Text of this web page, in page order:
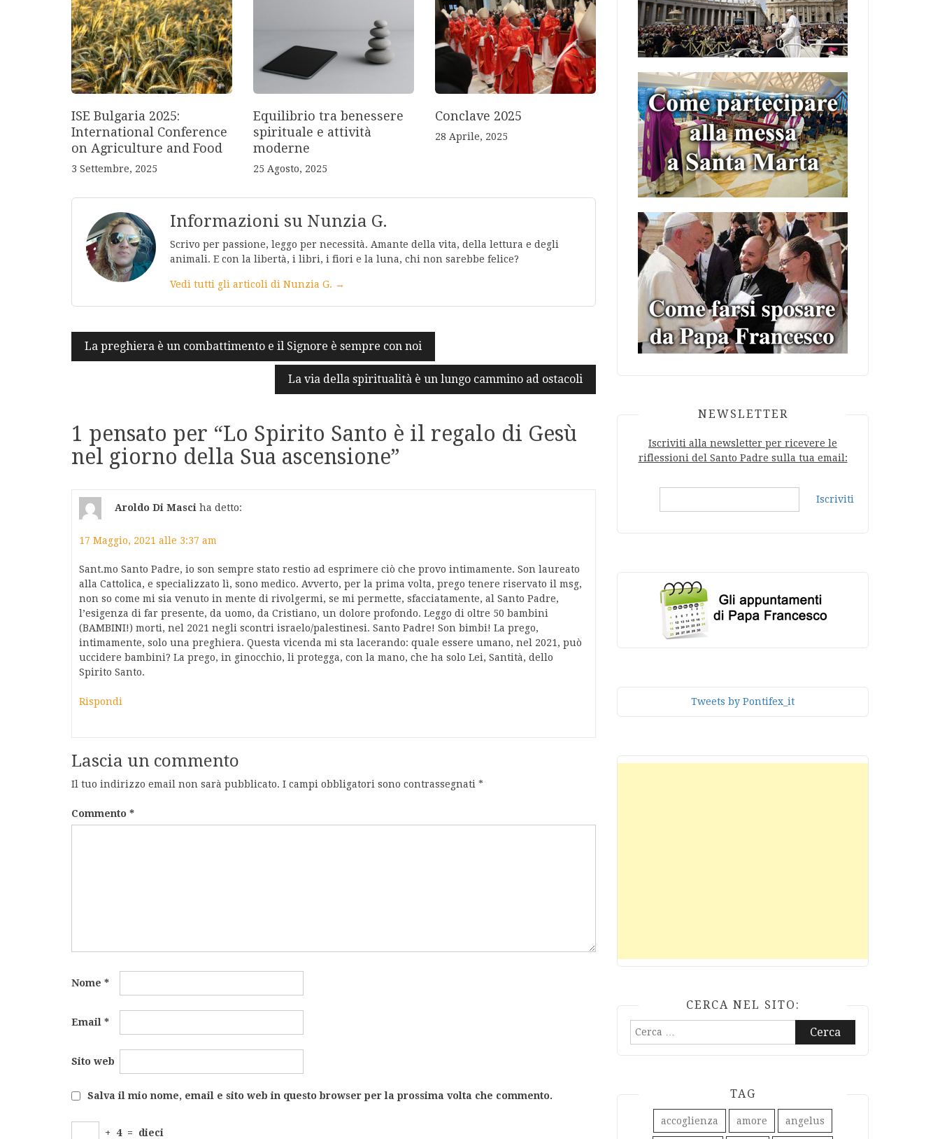
ISE Bulgaria 2025:
International Conference
on Agriculture and Food
3 Settembre, 2025
Equilibrio tra benessere
spirituale e attività
moderne
25 Agosto, 2025
Conclave 2025
28 Aprile, 2025
Informazioni su Nunzia G.
Scrivo per passione, leggo per necessità. Amante della vita, della lettura e degli
animali. E con la libertà, i libri, i fiori e la luna, chi non sarebbe felice?
Vedi tutti gli articoli di Nunzia G. →
Navigazione
articoli
La preghiera è un combattimento e il Signore è sempre con noi
La via della spiritualità è un lungo cammino ad ostacoli
1 pensato per “Lo Spirito Santo è il regalo di Gesù
nel giorno della Sua ascensione”
Aroldo Di Masci ha detto:
17 Maggio, 2021 alle 3:37 am
Sant.mo Santo Padre, io son sempre stato restio ad esprimere ciò che provo intimamente. Son laureato
alla Cattolica, e specializzato lì, sono medico. Avverto, per la prima volta, prego tenere riservato il msg,
non so come mi sia venuto in mente di rivolgermi, se mi permette, sfacciatamente, al Santo Padre,
l’esigenza di far presente, da uomo, da Cristiano, un dolore profondo. Leggo di oltre 50 bambini
(BAMBINI!) morti, nel 2021 negli scontri israelo/palestinesi. Santo Padre! Son bimbi! La prego,
intimamente, solo una preghiera. Questa vicenda mi sta lacerando: quale essere umano, nel 2021, può
uccidere bambini? La prego, in ginocchio, li protegga, con la mano, che ha solo Lei, Santità, dello
Spirito Santo.
Rispondi
Lascia un commento
Il tuo indirizzo email non sarà pubblicato. I campi obbligatori sono contrassegnati *
Commento *
Nome *
Email *
Sito web
Salva il mio nome, email e sito web in questo browser per la prossima volta che commento.
+ 4 = dieci
NEWSLETTER
Iscriviti alla newsletter per ricevere le
riflessioni del Santo Padre sulla tua email:
Iscriviti
Tweets by Pontifex_it
CERCA NEL SITO:
Ricerca
TAG
accoglienza amore angelus